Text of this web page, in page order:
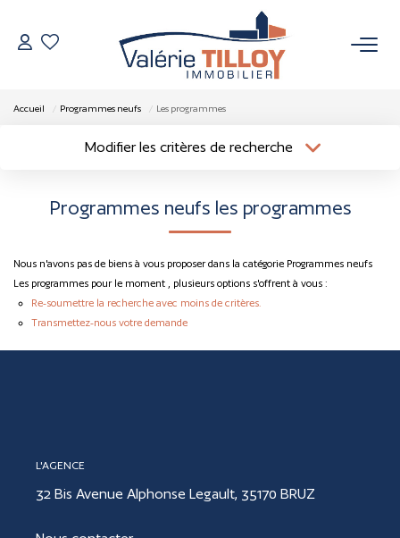
VENDRE
L’AGENCE
Qui Sommes Nous
Accueil Programmes neufs Les programmes
Modifier les critères de recherche
Plus de critères Créer une alerte
Programmes neufs les programmes
Nous n'avons pas de biens à vous proposer dans la catégorie Programmes neufs
Les programmes pour le moment , plusieurs options s'offrent à vous :
Re-soumettre la recherche avec moins de critères.
Transmettez-nous votre demande
L'AGENCE
32 Bis Avenue Alphonse Legault, 35170 BRUZ